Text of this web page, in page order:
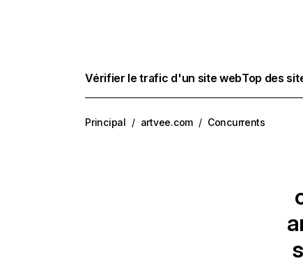
Vérifier le trafic d'un site webTop des
Principal / artvee.com / Concurrents